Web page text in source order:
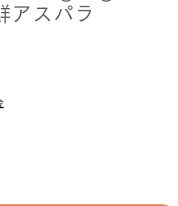
アスパラ